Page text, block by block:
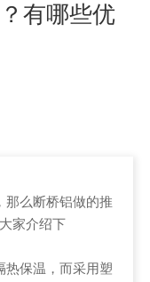
有哪些优
那么断桥铝做的推
家介绍下
热保温，而采用塑